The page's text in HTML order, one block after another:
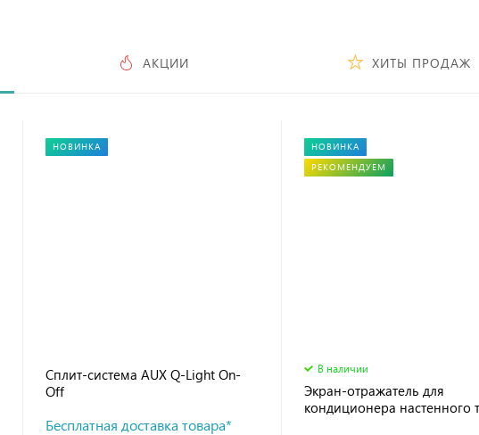
АКЦИИ ХИТЫ ПРОДАЖ
НОВИНКА
Сплит-система AUX Q-Light On-
Off
Бесплатная доставка товара*
НОВИНКА
РЕКОМЕНДУЕМ
В наличии
Экран-отражатель для
кондиционера настенного